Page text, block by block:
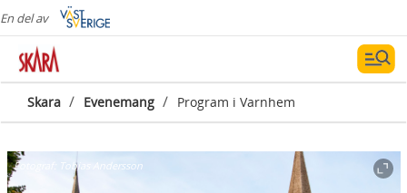
En del av
Skara / Evenemang / Program i Varnhem
Fotograf: Tobias Andersson